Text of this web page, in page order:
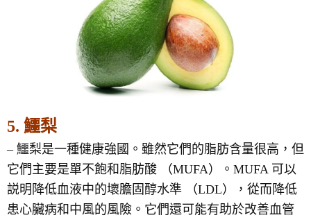
5. 鱷梨
– 鱷梨是一種健康強國。雖然它們的脂肪含量很高，但
它們主要是單不飽和脂肪酸 （MUFA）。MUFA 可以
説明降低血液中的壞膽固醇水準 （LDL），從而降低
患心臟病和中風的風險。它們還可能有助於改善血管